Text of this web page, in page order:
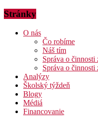
Stránky
O nás
Čo robíme
Náš tím
Správa o činnosti
Správa o činnosti
Analýzy
Školský týždeň
Blogy
Médiá
Financovanie